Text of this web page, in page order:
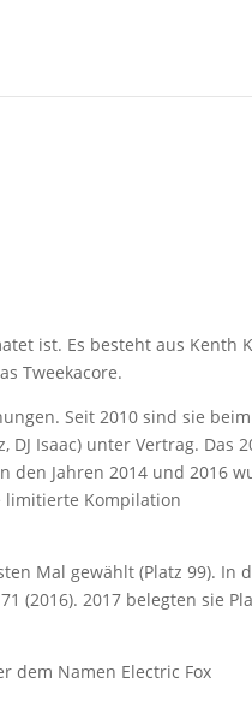
ist. Es besteht aus Kenth
Tweekacore.
Seit 2010 sind sie beim
DJ Isaac) unter Vertrag. Das
den Jahren 2014 und 2016
limitierte Kompilation
Mal gewählt (Platz 99). In
(2016). 2017 belegten sie
dem Namen Electric Fox